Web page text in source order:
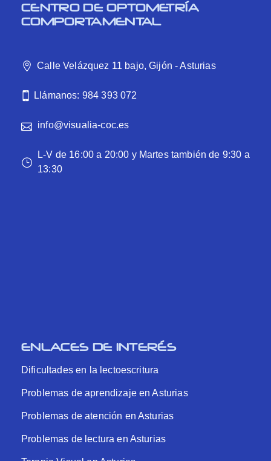
CENTRO DE OPTOMETRÍA
COMPORTAMENTAL
Calle Velázquez 11 bajo, Gijón - Asturias
Llámanos: 984 393 072
info@visualia-coc.es
L-V de 16:00 a 20:00 y Martes también de 9:30 a
13:30
ENLACES DE INTERÉS
Dificultades en la lectoescritura
Problemas de aprendizaje en Asturias
Problemas de atención en Asturias
Problemas de lectura en Asturias